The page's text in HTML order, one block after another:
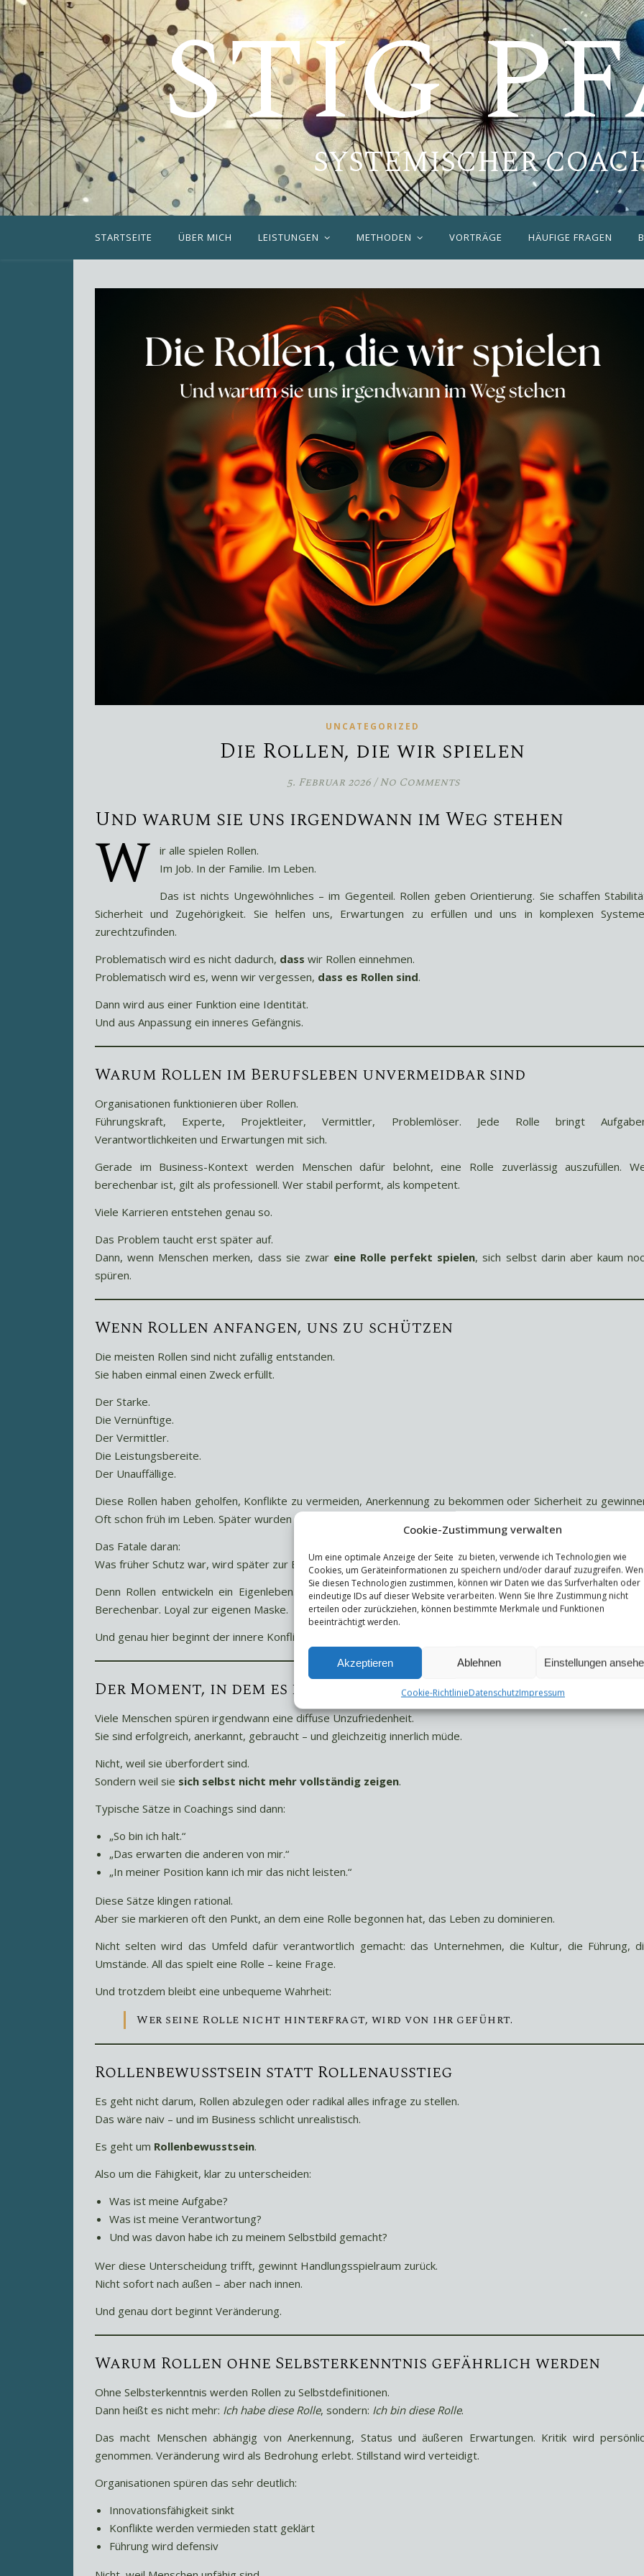
Cookie-Zustimmung verwalten
Um eine optimale Anzeige der Seite zu bieten, verwende ich Technologien wie
Cookies, um Geräteinformationen zu speichern und/oder darauf zuzugreifen.
Sie diesen Technologien zustimmen, können wir Daten wie das Surfverhalten oder
eindeutige IDs auf dieser Website verarbeiten. Wenn Sie Ihre Zustimmung nicht
erteilen oder zurückziehen, können bestimmte Merkmale und Funktionen
beeinträchtigt werden.
Akzeptieren Ablehnen Einstellungen
Cookie-RichtlinieDatenschutzImpressum
STIG
SYSTEMISCHER
STARTSEITE ÜBER MICH LEISTUNGEN METHODEN VORTRÄGE HÄUFIGE FRAGEN
UNCATEGORIZED
Die Rollen, die wir spielen
5. Februar 2026/ No Comments
Und warum sie uns irgendwann im Weg stehen
W
ir alle spielen Rollen.
Im Job. In der Familie. Im Leben.
Das ist nichts Ungewöhnliches – im Gegenteil. Rollen geben Orientierung. Sie schaffen
Sicherheit und Zugehörigkeit. Sie helfen uns, Erwartungen zu erfüllen und uns in komplexen
zurechtzufinden.
Problematisch wird es nicht dadurch, dass wir Rollen einnehmen.
Problematisch wird es, wenn wir vergessen, dass es Rollen sind.
Dann wird aus einer Funktion eine Identität.
Und aus Anpassung ein inneres Gefängnis.
Warum Rollen im Berufsleben unvermeidbar sind
Organisationen funktionieren über Rollen.
Führungskraft, Experte, Projektleiter, Vermittler, Problemlöser. Jede Rolle bringt
Verantwortlichkeiten und Erwartungen mit sich.
Gerade im Business-Kontext werden Menschen dafür belohnt, eine Rolle zuverlässig auszufüllen.
berechenbar ist, gilt als professionell. Wer stabil performt, als kompetent.
Viele Karrieren entstehen genau so.
Das Problem taucht erst später auf.
Dann, wenn Menschen merken, dass sie zwar eine Rolle perfekt spielen, sich selbst darin aber kaum
spüren.
Wenn Rollen anfangen, uns zu schützen
Die meisten Rollen sind nicht zufällig entstanden.
Sie haben einmal einen Zweck erfüllt.
Der Starke.
Die Vernünftige.
Der Vermittler.
Die Leistungsbereite.
Der Unauffällige.
Diese Rollen haben geholfen, Konflikte zu vermeiden, Anerkennung zu bekommen oder Sicherheit zu
Oft schon früh im Leben. Später wurden sie im Berufsalltag weiter verfeinert – und perfektioniert.
Das Fatale daran:
Was früher Schutz war, wird später zur Begrenzung.
Denn Rollen entwickeln ein Eigenleben. Sie erwarten, dass man ihnen treu bleibt. Dass man konsistent
Berechenbar. Loyal zur eigenen Maske.
Und genau hier beginnt der innere Konflikt.
Der Moment, in dem es innerlich eng wird
Viele Menschen spüren irgendwann eine diffuse Unzufriedenheit.
Sie sind erfolgreich, anerkannt, gebraucht – und gleichzeitig innerlich müde.
Nicht, weil sie überfordert sind.
Sondern weil sie sich selbst nicht mehr vollständig zeigen.
Typische Sätze in Coachings sind dann:
„So bin ich halt.“
„Das erwarten die anderen von mir.“
„In meiner Position kann ich mir das nicht leisten.“
Diese Sätze klingen rational.
Aber sie markieren oft den Punkt, an dem eine Rolle begonnen hat, das Leben zu dominieren.
Nicht selten wird das Umfeld dafür verantwortlich gemacht: das Unternehmen, die Kultur, die Führung,
Umstände. All das spielt eine Rolle – keine Frage.
Und trotzdem bleibt eine unbequeme Wahrheit:
Wer seine Rolle nicht hinterfragt, wird von ihr geführt.
Rollenbewusstsein statt Rollenausstieg
Es geht nicht darum, Rollen abzulegen oder radikal alles infrage zu stellen.
Das wäre naiv – und im Business schlicht unrealistisch.
Es geht um Rollenbewusstsein.
Also um die Fähigkeit, klar zu unterscheiden:
Was ist meine Aufgabe?
Was ist meine Verantwortung?
Und was davon habe ich zu meinem Selbstbild gemacht?
Wer diese Unterscheidung trifft, gewinnt Handlungsspielraum zurück.
Nicht sofort nach außen – aber nach innen.
Und genau dort beginnt Veränderung.
Warum Rollen ohne Selbsterkenntnis gefährlich werden
Ohne Selbsterkenntnis werden Rollen zu Selbstdefinitionen.
Dann heißt es nicht mehr: Ich habe diese Rolle, sondern: Ich bin diese Rolle.
Das macht Menschen abhängig von Anerkennung, Status und äußeren Erwartungen. Kritik wird
genommen. Veränderung wird als Bedrohung erlebt. Stillstand wird verteidigt.
Organisationen spüren das sehr deutlich:
Innovationsfähigkeit sinkt
Konflikte werden vermieden statt geklärt
Führung wird defensiv